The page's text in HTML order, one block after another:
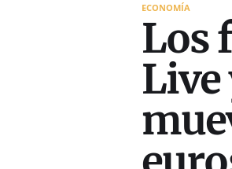
ECONOMÍA
Los
Live